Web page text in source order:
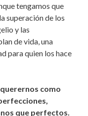
tengamos que
superación de los
y las
de vida, una
para quien los hace
como
que perfectos.